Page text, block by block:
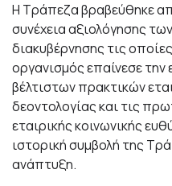
Η Τράπεζα βραβεύθηκε
συνέχεια αξιολόγησης
διακυβέρνησης τις
οργανισμός επαίνεσε
βέλτιστων πρακτικών
δεοντολογίας και τις
εταιρικής κοινωνικής
ιστορική συμβολή της
ανάπτυξη.